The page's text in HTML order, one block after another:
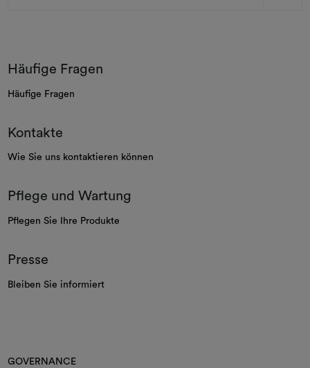
Häufige Fragen
Häufige Fragen
Kontakte
Wie Sie uns kontaktieren können
Pflege und Wartung
Pflegen Sie Ihre Produkte
Presse
Bleiben Sie informiert
GOVERNANCE